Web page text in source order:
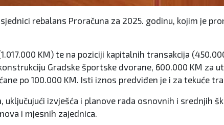
rebalans Proračuna za 2025. godinu, kojim je
KM) te na poziciji kapitalnih transakcija
Gradske športske dvorane, 600.000 KM za
po 100.000 KM. Isti iznos predviđen je i za tekuće
izvješća i planove rada osnovnih i srednjih
i mjesnih zajednica.